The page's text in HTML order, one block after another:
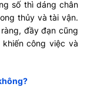
số thì dáng chân
thủy và tài vận.
đầy đạn cũng
công việc và